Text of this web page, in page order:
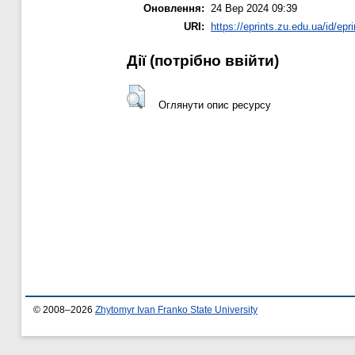
Оновлення: 24 Вер 2024 09:39
URI:
https://eprints.zu.edu.ua/id/
Дії ​​(потрібно ввійти)
Оглянути опис ресурсу
© 2008–2026 Zhytomyr Ivan Franko State University